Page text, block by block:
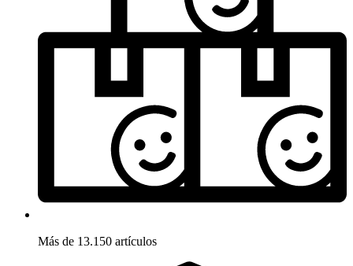
Más de 13.150 artículos